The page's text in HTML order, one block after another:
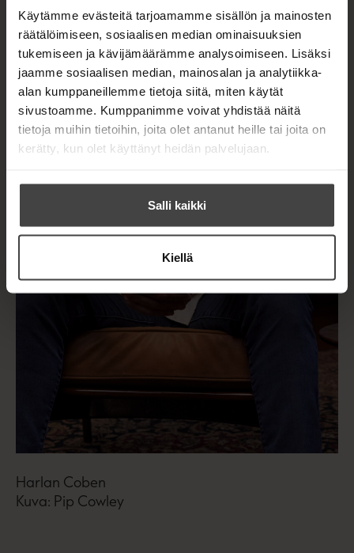
Käytämme evästeitä tarjoamamme sisällön ja mainosten
räätälöimiseen, sosiaalisen median ominaisuuksien
tukemiseen ja kävijämäärämme analysoimiseen. Lisäksi
jaamme sosiaalisen median, mainosalan ja analytiikka-
alan kumppaneillemme tietoja siitä, miten käytät
sivustoamme. Kumppanimme voivat yhdistää näitä
tietoja muihin tietoihin, joita olet antanut heille tai joita on
kerätty, kun olet käyttänyt heidän palvelujaan.
Salli kaikki
Kiellä
h
t
e
e
n
l
e
h
t
e
n
Harlan Coben
Kuva: Pip Cowley